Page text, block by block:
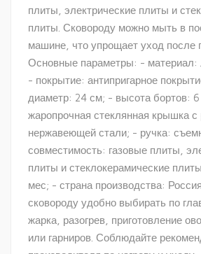
плиты, электрические плиты и
плиты. Сковороду можно мыть в
машине, что упрощает уход после
Основные параметры: - материал:
- покрытие: антипригарное
диаметр: 24 см; - высота бортов:
жаропрочная стеклянная крышка с
нержавеющей стали; - ручка:
совместимость: газовые плиты,
плиты и стеклокерамические
мес; - страна производства:
сковороду удобно выбирать по
жарка, разогрев, приготовление
или гарниров. Соблюдайте